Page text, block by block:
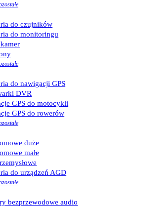
do czujników
do monitoringu
do nawigacji GPS
DVR
GPS do motocykli
GPS do rowerów
duże
małe
do urządzeń AGD
bezprzewodowe audio